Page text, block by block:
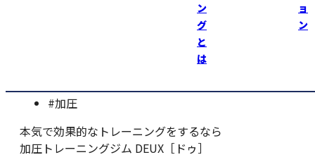
ン
グ
と
は
ョ
ン
https://kaatsu-
#加圧
本気で効果的なトレーニングをするなら
加圧トレーニングジム DEUX［ドゥ］